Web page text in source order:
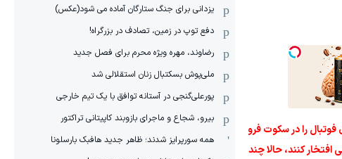
فوتبال را در سکوت فرو
افتخار کنند، حالا چند
یزدانی برای جنگ ستارگان آماده می شود(عکس)
دفع توپ در زمین، تصادف در بزرگراه!
رضاوند، مهره ویژه محرم برای فصل جدید
ملی‌پوش بسکتبال زنان استقلالی شد
پورعلی‌گنجی در آستانه توافق با یک تیم خارجی
بیرو، شجاع و ماجرای بازوبند کاپیتانی تراکتور
همه سورپرایز شدند؛ ظاهر جدید هافبک بارسلونا